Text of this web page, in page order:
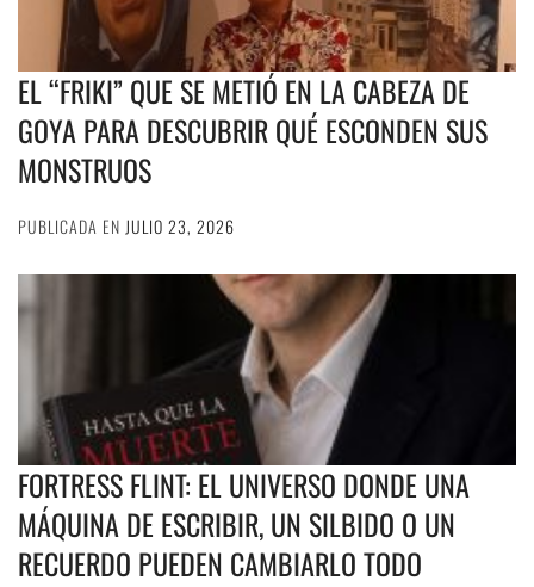
EL “FRIKI” QUE SE METIÓ EN LA CABEZA DE
GOYA PARA DESCUBRIR QUÉ ESCONDEN SUS
MONSTRUOS
PUBLICADA EN JULIO 23, 2026
FORTRESS FLINT: EL UNIVERSO DONDE UNA
MÁQUINA DE ESCRIBIR, UN SILBIDO O UN
RECUERDO PUEDEN CAMBIARLO TODO